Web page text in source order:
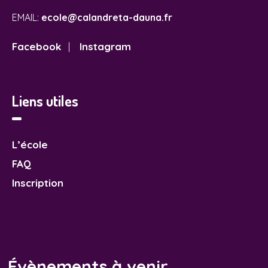
EMAIL: ecole@calandreta-dauna.fr
Facebook | Instagram
Liens utiles
L’école
FAQ
Inscription